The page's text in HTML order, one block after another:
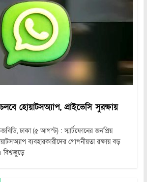
হোয়াটসঅ্যাপ, প্রাইভেসি সুরক্ষায়
ঢাকা (৫ আগস্ট) : স্মার্টফোনের জনপ্রিয়
ব্যবহারকারীদের গোপনীয়তা রক্ষায় বড়
বিশ্বজুড়ে